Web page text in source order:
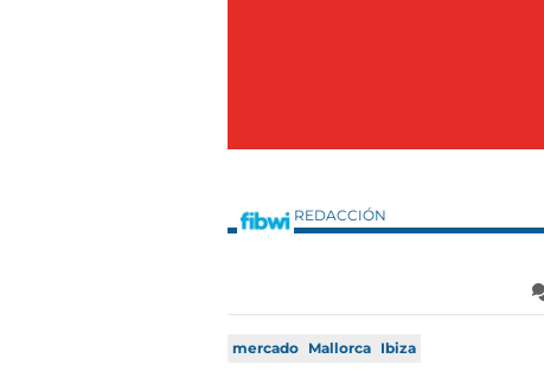
REDACCIÓN
mercado Mallorca Ibiza